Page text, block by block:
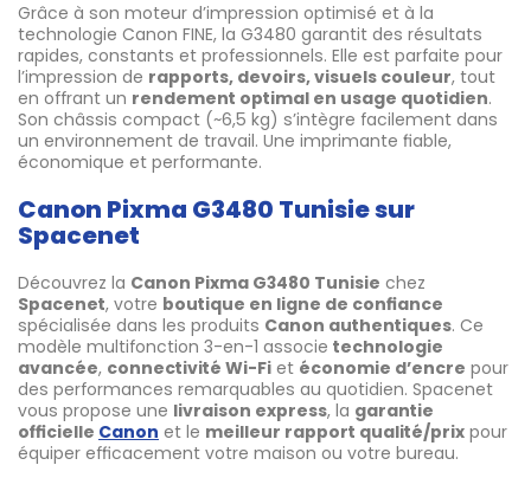
Grâce à son moteur d’impression optimisé et à la
technologie Canon FINE, la G3480 garantit des résultats
rapides, constants et professionnels. Elle est parfaite pour
l’impression de rapports, devoirs, visuels couleur, tout
en offrant un rendement optimal en usage quotidien.
Son châssis compact (~6,5 kg) s’intègre facilement dans
un environnement de travail. Une imprimante fiable,
économique et performante.
Canon Pixma G3480 Tunisie sur
Spacenet
Découvrez la Canon Pixma G3480 Tunisie chez
Spacenet, votre boutique en ligne de confiance
spécialisée dans les produits Canon authentiques. Ce
modèle multifonction 3-en-1 associe technologie
avancée, connectivité Wi-Fi et économie d’encre pour
des performances remarquables au quotidien. Spacenet
vous propose une livraison express, la garantie
officielle Canon et le meilleur rapport qualité/prix pour
équiper efficacement votre maison ou votre bureau.